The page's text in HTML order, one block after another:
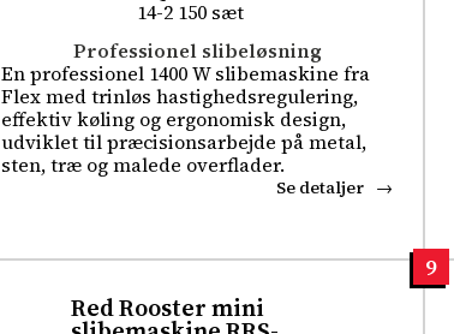
Professionel slibeløsning
En professionel 1400 W slibemaskine fra
Flex med trinløs hastighedsregulering,
effektiv køling og ergonomisk design,
udviklet til præcisionsarbejde på metal,
sten, træ og malede overflader.
Se detaljer
Red Rooster mini
9